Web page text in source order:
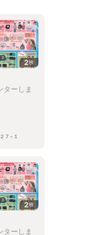
2枚
ターしま
７−１
2枚
ターしま